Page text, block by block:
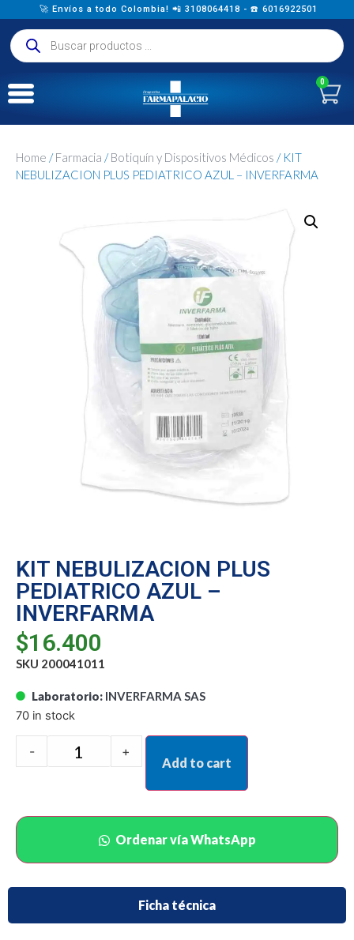
🚀 Envíos a todo Colombia! 📲 3108064418 - ☎️ 6016922501
0
Home /Farmacia /Botiquín y Dispositivos Médicos / KIT
NEBULIZACION PLUS PEDIATRICO AZUL – INVERFARMA
KIT NEBULIZACION PLUS
PEDIATRICO AZUL –
INVERFARMA
$16.400
SKU 200041011
Laboratorio: INVERFARMA SAS
70 in stock
- +
Add to cart
Ordenar vía WhatsApp
Ficha técnica